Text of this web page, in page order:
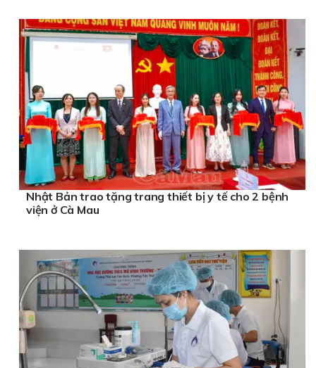
Nhật Bản trao tặng trang thiết bị y tế cho 2 bệnh
viện ở Cà Mau